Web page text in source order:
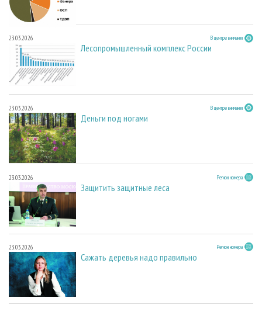
23.03.2026 В центре внимания
Лесопромышленный комплекс России
23.03.2026 В центре внимания
Деньги под ногами
23.03.2026 Регион номера
Защитить защитные леса
23.03.2026 Регион номера
Сажать деревья надо правильно